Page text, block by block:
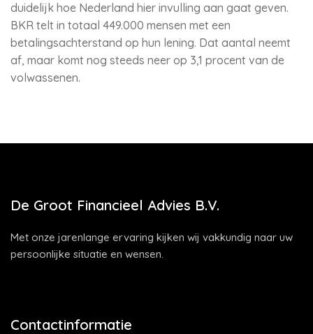
duidelijk hoe Nederland hier invulling aan gaat geven.
BKR telt in totaal 449.000 mensen met een
betalingsachterstand op hun lening. Dat aantal neemt
af, maar komt nog steeds neer op 3,1 procent van de
volwassenen.
De Groot Financieel Advies B.V.
Met onze jarenlange ervaring kijken wij vakkundig naar uw
persoonlijke situatie en wensen.
Contactinformatie